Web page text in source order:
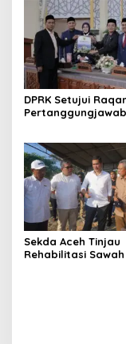
DPRK Setujui
Sekda Aceh Tinjau
Rehabilitasi Sawah